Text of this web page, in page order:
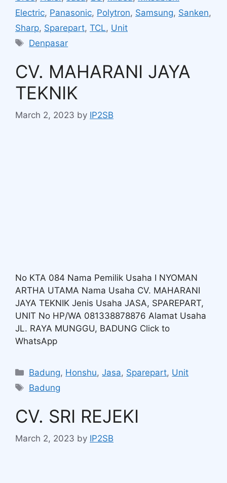
Electric, Panasonic, Polytron, Samsung, Sanken,
Sharp, Sparepart, TCL, Unit
Denpasar
CV. MAHARANI JAYA
TEKNIK
March 2, 2023 by IP2SB
No KTA 084 Nama Pemilik Usaha I NYOMAN
ARTHA UTAMA Nama Usaha CV. MAHARANI
JAYA TEKNIK Jenis Usaha JASA, SPAREPART,
UNIT No HP/WA 081338878876 Alamat Usaha
JL. RAYA MUNGGU, BADUNG Click to
WhatsApp
Badung, Honshu,Jasa, Sparepart, Unit
Badung
CV. SRI REJEKI
March 2, 2023 by IP2SB